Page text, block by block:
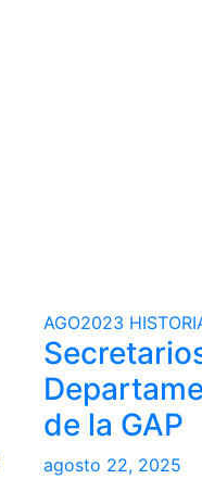
AGO2023
de la GAP
agosto 22, 2025